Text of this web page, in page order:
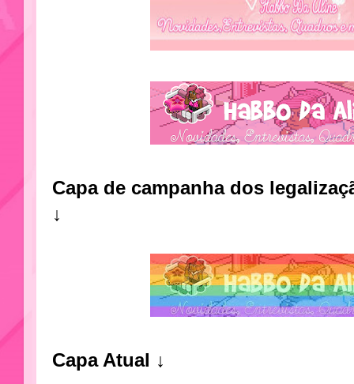
Capa de campanha dos
↓
Capa Atual ↓